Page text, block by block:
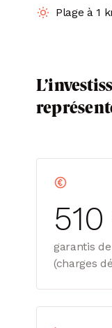
Plage à 1
garantis
(charges